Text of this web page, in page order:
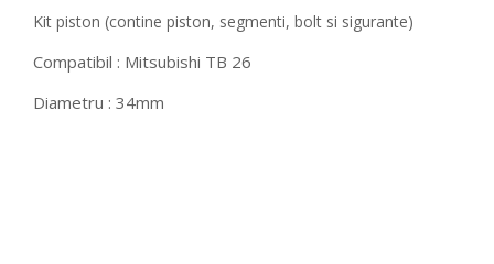
Kit piston (contine piston, segmenti, bolt si sigurante)
Compatibil : Mitsubishi TB 26
Diametru : 34mm